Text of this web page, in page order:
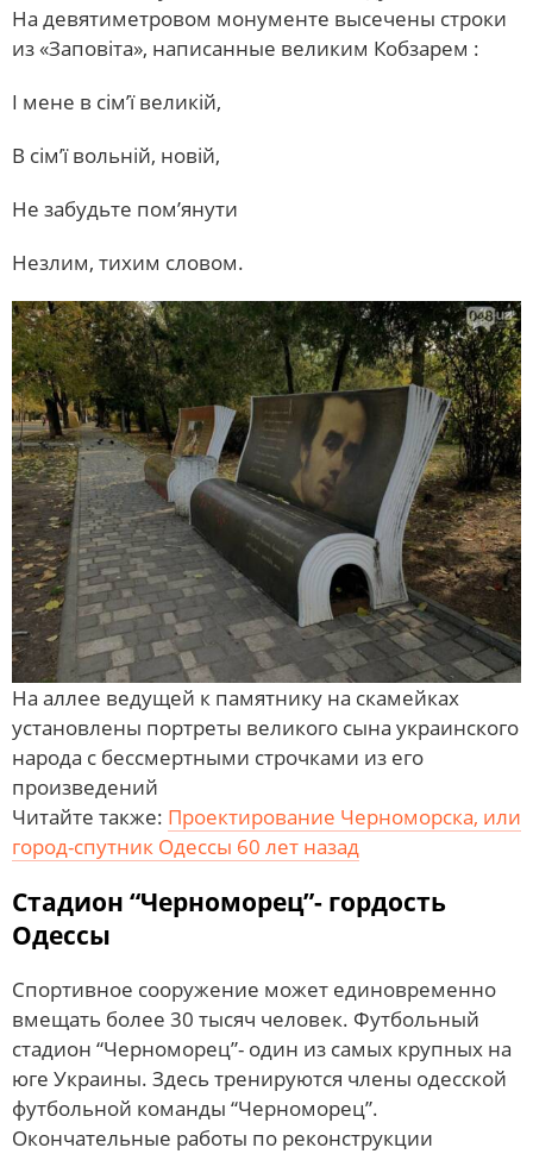
На девятиметровом монументе высечены строки
из «Заповіта», написанные великим Кобзарем :
І мене в сім’ї великій,
В сім’ї вольній, новій,
Не забудьте пом’янути
Незлим, тихим словом.
На аллее ведущей к памятнику на скамейках
установлены портреты великого сына украинского
народа с бессмертными строчками из его
произведений
Читайте также: Проектирование Черноморска, или
город-спутник Одессы 60 лет назад
Стадион “Черноморец”- гордость
Одессы
Спортивное сооружение может единовременно
вмещать более 30 тысяч человек. Футбольный
стадион “Черноморец”- один из самых крупных на
юге Украины. Здесь тренируются члены одесской
футбольной команды “Черноморец”.
Окончательные работы по реконструкции